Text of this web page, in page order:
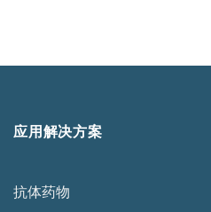
应用解决方案
抗体药物